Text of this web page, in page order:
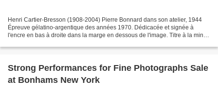
Henri Cartier-Bresson (1908-2004) Pierre Bonnard dans son atelier, 1944
Épreuve gélatino-argentique des années 1970. Dédicacée et signée à
l'encre en bas à droite dans la marge en dessous de l'image. Titre à la mine
Strong Performances for Fine Photographs Sale
at Bonhams New York